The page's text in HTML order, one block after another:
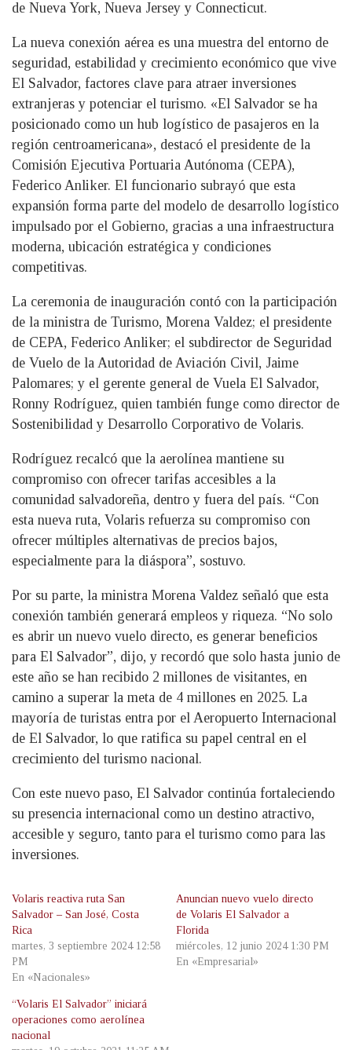
de Nueva York, Nueva Jersey y Connecticut.
La nueva conexión aérea es una muestra del entorno de
seguridad, estabilidad y crecimiento económico que vive
El Salvador, factores clave para atraer inversiones
extranjeras y potenciar el turismo. «El Salvador se ha
posicionado como un hub logístico de pasajeros en la
región centroamericana», destacó el presidente de la
Comisión Ejecutiva Portuaria Autónoma (CEPA),
Federico Anliker. El funcionario subrayó que esta
expansión forma parte del modelo de desarrollo logístico
impulsado por el Gobierno, gracias a una infraestructura
moderna, ubicación estratégica y condiciones
competitivas.
La ceremonia de inauguración contó con la participación
de la ministra de Turismo, Morena Valdez; el presidente
de CEPA, Federico Anliker; el subdirector de Seguridad
de Vuelo de la Autoridad de Aviación Civil, Jaime
Palomares; y el gerente general de Vuela El Salvador,
Ronny Rodríguez, quien también funge como director de
Sostenibilidad y Desarrollo Corporativo de Volaris.
Rodríguez recalcó que la aerolínea mantiene su
compromiso con ofrecer tarifas accesibles a la
comunidad salvadoreña, dentro y fuera del país. “Con
esta nueva ruta, Volaris refuerza su compromiso con
ofrecer múltiples alternativas de precios bajos,
especialmente para la diáspora”, sostuvo.
Por su parte, la ministra Morena Valdez señaló que esta
conexión también generará empleos y riqueza. “No solo
es abrir un nuevo vuelo directo, es generar beneficios
para El Salvador”, dijo, y recordó que solo hasta junio de
este año se han recibido 2 millones de visitantes, en
camino a superar la meta de 4 millones en 2025. La
mayoría de turistas entra por el Aeropuerto Internacional
de El Salvador, lo que ratifica su papel central en el
crecimiento del turismo nacional.
Con este nuevo paso, El Salvador continúa fortaleciendo
su presencia internacional como un destino atractivo,
accesible y seguro, tanto para el turismo como para las
inversiones.
Volaris reactiva ruta San
Salvador – San José, Costa
Rica
martes, 3 septiembre 2024 12:58
PM
En «Nacionales»
Anuncian nuevo vuelo directo
de Volaris El Salvador a
Florida
miércoles, 12 junio 2024 1:30 PM
En «Empresarial»
“Volaris El Salvador” iniciará
operaciones como aerolínea
nacional